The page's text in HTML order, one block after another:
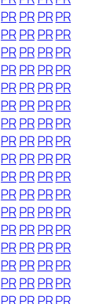
PRPR PRPR
PRPR PRPR
PRPR PRPR
PRPR PRPR
PRPR PRPR
PRPR PRPR
PRPR PRPR
PRPR PRPR
PRPR PRPR
PRPR PRPR
PRPR PRPR
PRPR PRPR
PRPR PRPR
PRPR PRPR
PRPR PRPR
PRPR PRPR